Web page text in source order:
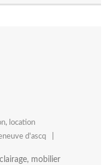
, location
d'ascq
mobilier